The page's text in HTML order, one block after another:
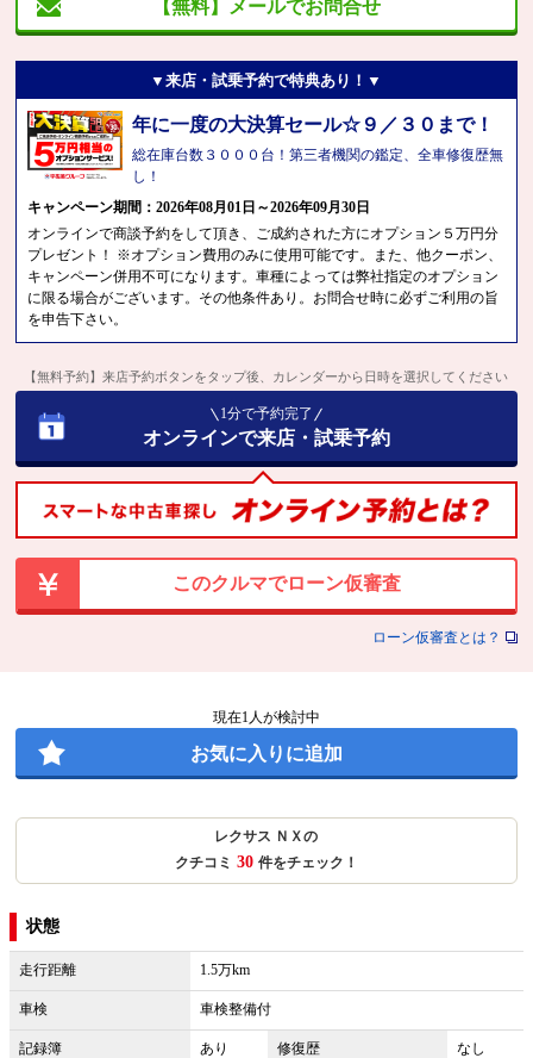
【無料】メールでお問合せ
▼来店・試乗予約で特典あり！▼
年に一度の大決算セール☆９／３０まで！
総在庫台数３０００台！第三者機関の鑑定、全車修復歴無
し！
キャンペーン期間：2026年08月01日～2026年09月30日
オンラインで商談予約をして頂き、ご成約された方にオプション５万円分
プレゼント！ ※オプション費用のみに使用可能です。また、他クーポン、
キャンペーン併用不可になります。車種によっては弊社指定のオプション
に限る場合がございます。その他条件あり。お問合せ時に必ずご利用の旨
を申告下さい。
【無料予約】来店予約ボタンをタップ後、カレンダーから日時を選択してください
1分で予約完了
オンラインで来店・試乗予約
このクルマでローン仮審査
ローン仮審査とは？
現在1 人が検討中
お気に入りに追加
レクサス ＮＸの
クチコミ 30 件をチェック！
状態
走行距離 1.5万km
車検 車検整備付
記録簿 あり 修復歴 なし